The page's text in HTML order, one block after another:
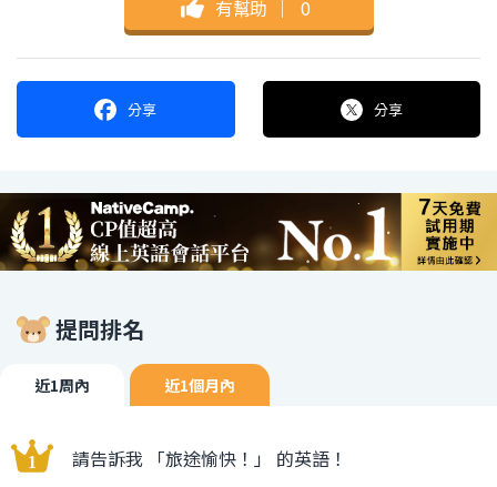
有幫助 ｜ 0
分享 分享
提問排名
近1周內 近1個月內
請告訴我 「旅途愉快！」 的英語！